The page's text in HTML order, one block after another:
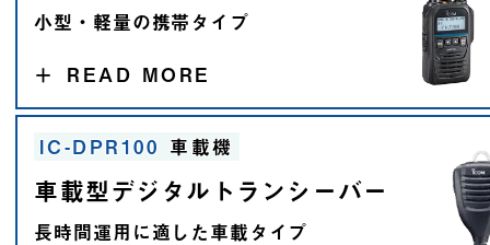
小型・軽量の携帯タイプ
＋
READ MORE
IC-DPR100 車載機
車載型デジタルトランシーバー
長時間運用に適した車載タイプ